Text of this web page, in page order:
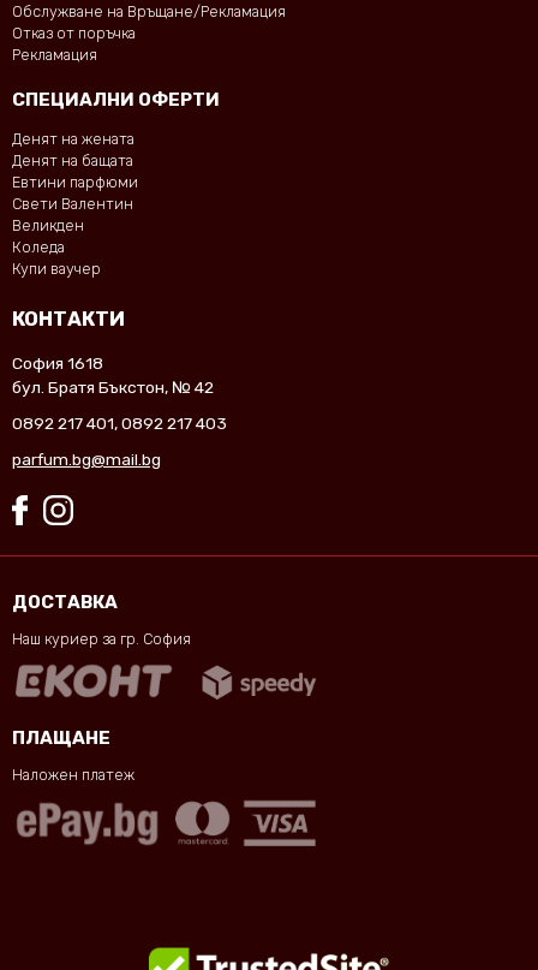
Обслужване на Връщане/Рекламация
Отказ от поръчка
Рекламация
СПЕЦИАЛНИ ОФЕРТИ
Денят на жената
Денят на бащата
Евтини парфюми
Свети Валентин
Великден
Коледа
Купи ваучер
КОНТАКТИ
София 1618
бул. Братя Бъкстон, № 42
0892 217 401,0892 217 403
parfum.bg@mail.bg
ДОСТАВКА
Наш куриер за гр. София
ПЛАЩАНЕ
Наложен платеж